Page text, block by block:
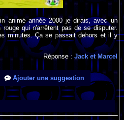
animé année 2000 je dirais, avec un
qui n'arrêtent pas de se disputer.
minutes. Ça se passait dehors et il y
Réponse : Jack et Marcel
Ajouter une suggestion